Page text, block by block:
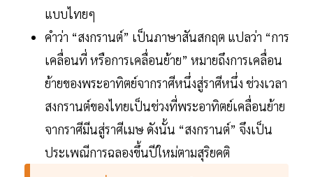
แบบไทยๆ
คำว่า “สงกรานต์” เป็นภาษาสันสกฤต แปลว่า “การ
เคลื่อนที่ หรือการเคลื่อนย้าย” หมายถึงการเคลื่อน
ย้ายของพระอาทิตย์จากราศีหนึ่งสู่ราศีหนึ่ง ช่วงเวลา
สงกรานต์ของไทยเป็นช่วงที่พระอาทิตย์เคลื่อนย้าย
จากราศีมีนสู่ราศีเมษ ดังนั้น “สงกรานต์” จึงเป็น
ประเพณีการฉลองขึ้นปีใหม่ตามสุริยคติ